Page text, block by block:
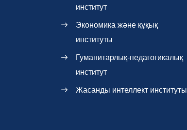
институт
Экономика және құқық
институты
Гуманитарлық-педагогикалық
институт
Жасанды интеллект институты